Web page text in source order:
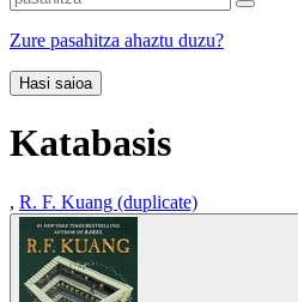
Zure pasahitza ahaztu duzu?
Hasi saioa
Katabasis
, R. F. Kuang (duplicate)